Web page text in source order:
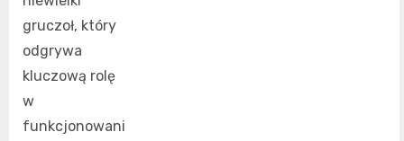
gruczoł, który
odgrywa
kluczową rolę
w
funkcjonowani